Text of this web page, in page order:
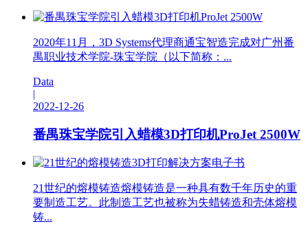
2020年11月，3D Systems代理商通宝智造完成对广州番
禺职业技术学院-珠宝学院（以下简称：...
Data
|
2022-12-26
番禺珠宝学院引入蜡模3D打印机ProJet 2500W
21世纪的熔模铸造熔模铸造是一种具有数千年历史的重
要制造工艺。此制造工艺也被称为失蜡铸造和壳体熔模
铸...